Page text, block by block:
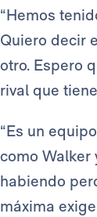
“Hemos
Quiero decir
otro. Espero
rival que
“Es un
como Walker
habiendo
máxima